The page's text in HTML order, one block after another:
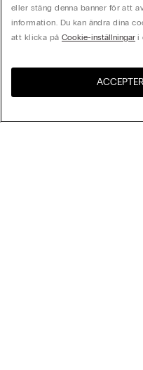
eller stäng denna banner för att
information. Du kan ändra dina
att klicka påCookie-inställningar i